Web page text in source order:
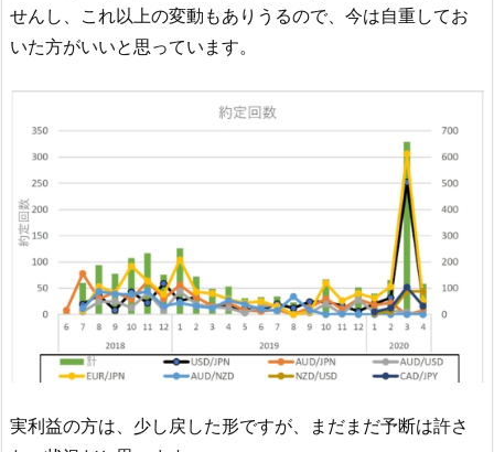
せんし、これ以上の変動もありうるので、今は自重してお
いた方がいいと思っています。
実利益の方は、少し戻した形ですが、まだまだ予断は許さ